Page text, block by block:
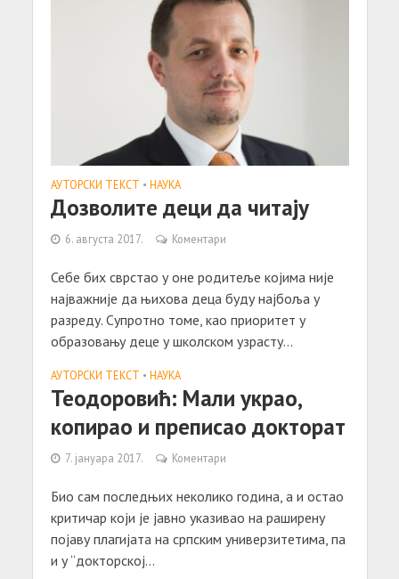
АУТОРСКИ ТЕКСТ • НАУКА
Дозволите деци да читају
6. августа 2017. Коментари
Себе бих сврстао у оне родитеље којима није
најважније да њихова деца буду најбоља у
разреду. Супротно томе, као приоритет у
образовању деце у школском узрасту...
АУТОРСКИ ТЕКСТ • НАУКА
Теодоровић: Мали украо,
копирао и преписао докторат
7. јануара 2017. Коментари
Био сам последњих неколико година, а и остао
критичар који је јавно указивао на раширену
појаву плагијата на српским универзитетима, па
и у “докторској...